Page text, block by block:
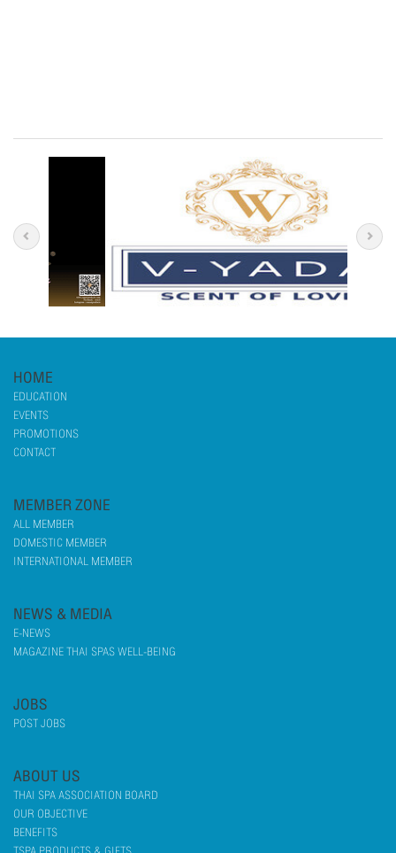
HOME
EDUCATION
EVENTS
PROMOTIONS
CONTACT
MEMBER ZONE
ALL MEMBER
DOMESTIC MEMBER
INTERNATIONAL MEMBER
NEWS & MEDIA
E-NEWS
MAGAZINE THAI SPAS WELL-BEING
JOBS
POST JOBS
ABOUT US
THAI SPA ASSOCIATION BOARD
OUR OBJECTIVE
BENEFITS